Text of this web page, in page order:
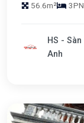
56.6m² 3PN
HS -
Anh